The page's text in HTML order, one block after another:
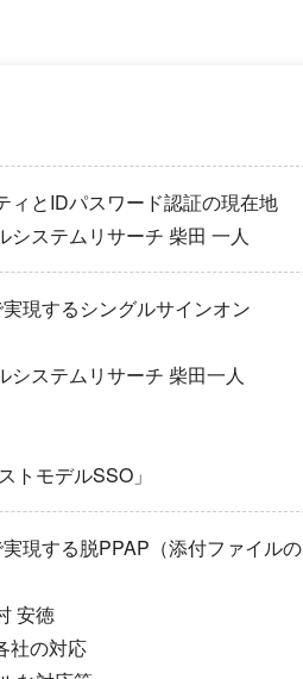
ィとIDパスワード認証の現在地
ステムリサーチ 柴田 一人
現するシングルサインオン
システムリサーチ 柴田一人
トモデルSSO」
実現する脱PPAP（添付ファイルの
安徳
社の対応